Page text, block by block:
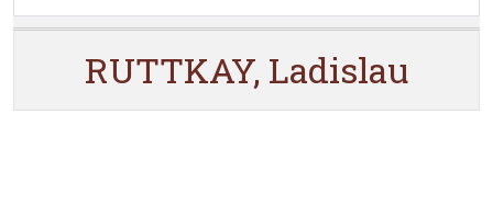
RUTTKAY, Ladislau